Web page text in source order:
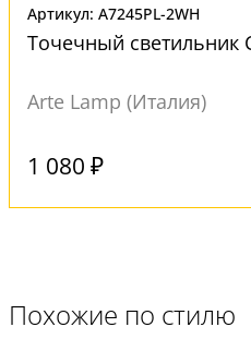
Артикул: A7245PL-2WH
Точечный светильник
Arte Lamp (Италия)
1 080 ₽
Похожие по стилю